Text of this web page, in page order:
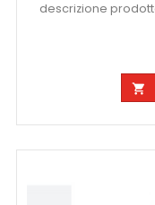
descrizione
